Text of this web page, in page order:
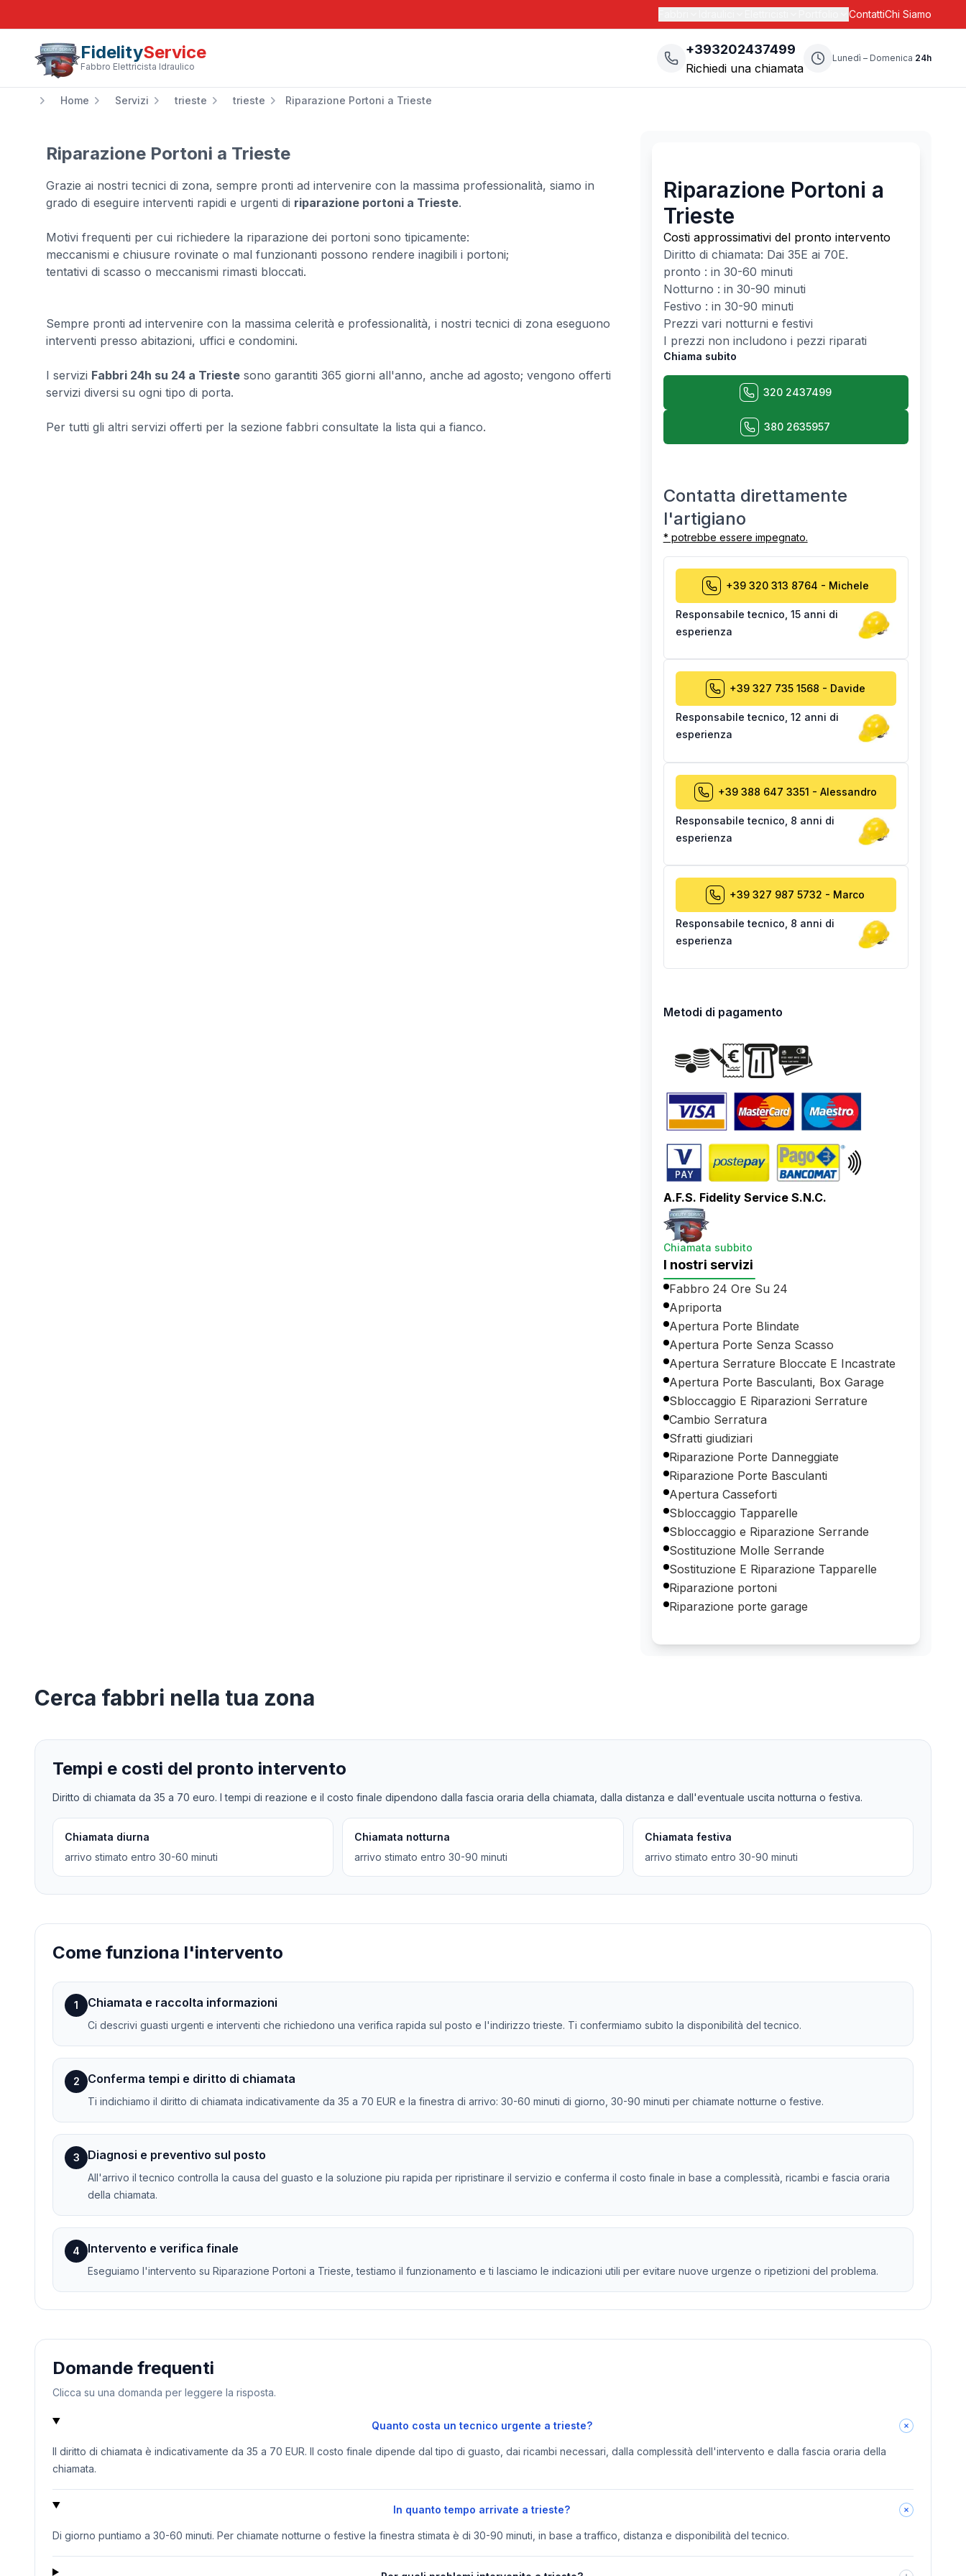
ContattiChi Siamo
FidelityService
Fabbro Elettricista Idraulico
+393202437499
Richiedi una chiamata
Lunedì – Domenica 24h
Home Servizi trieste trieste Riparazione Portoni a Trieste
Riparazione Portoni a Trieste
Grazie ai nostri tecnici di zona, sempre pronti ad intervenire con la massima professionalità, siamo in
grado di eseguire interventi rapidi e urgenti di riparazione portoni a Trieste.
Motivi frequenti per cui richiedere la riparazione dei portoni sono tipicamente:
meccanismi e chiusure rovinate o mal funzionanti possono rendere inagibili i portoni;
tentativi di scasso o meccanismi rimasti bloccati.
Sempre pronti ad intervenire con la massima celerità e professionalità, i nostri tecnici di zona eseguono
interventi presso abitazioni, uffici e condomini.
I servizi Fabbri 24h su 24 a Trieste sono garantiti 365 giorni all'anno, anche ad agosto; vengono offerti
servizi diversi su ogni tipo di porta.
Per tutti gli altri servizi offerti per la sezione fabbri consultate la lista qui a fianco.
Riparazione Portoni a
Trieste
Costi approssimativi del pronto intervento
Diritto di chiamata: Dai 35E ai 70E.
pronto : in 30-60 minuti
Notturno : in 30-90 minuti
Festivo : in 30-90 minuti
Prezzi vari notturni e festivi
I prezzi non includono i pezzi riparati
Chiama subito
320 2437499
380 2635957
Contatta direttamente
l'artigiano
* potrebbe essere impegnato.
+39 320 313 8764 - Michele
Responsabile tecnico 15 anni di
esperienza
+39 327 735 1568 - Davide
Responsabile tecnico 12 anni di
esperienza
+39 388 647 3351 - Alessandro
Responsabile tecnico 8 anni di
esperienza
+39 327 987 5732 - Marco
Responsabile tecnico 8 anni di
esperienza
Metodi di pagamento
A.F.S. Fidelity Service S.N.C.
Chiamata subbito
I nostri servizi
Fabbro 24 Ore Su 24
Apriporta
Apertura Porte Blindate
Apertura Porte Senza Scasso
Apertura Serrature Bloccate E Incastrate
Apertura Porte Basculanti, Box Garage
Sbloccaggio E Riparazioni Serrature
Cambio Serratura
Sfratti giudiziari
Riparazione Porte Danneggiate
Riparazione Porte Basculanti
Apertura Casseforti
Sbloccaggio Tapparelle
Sbloccaggio e Riparazione Serrande
Sostituzione Molle Serrande
Sostituzione E Riparazione Tapparelle
Riparazione portoni
Riparazione porte garage
Cerca fabbri nella tua zona
Tempi e costi del pronto intervento
Diritto di chiamata da 35 a 70 euro. I tempi di reazione e il costo finale dipendono dalla fascia oraria della chiamata, dalla distanza e dall'eventuale uscita notturna o festiva.
Chiamata diurna
arrivo stimato entro 30-60 minuti
Chiamata notturna
arrivo stimato entro 30-90 minuti
Chiamata festiva
arrivo stimato entro 30-90 minuti
Come funziona l'intervento
1 Chiamata e raccolta informazioni
Ci descrivi guasti urgenti e interventi che richiedono una verifica rapida sul posto e l'indirizzo trieste. Ti confermiamo subito la disponibilità del tecnico.
2 Conferma tempi e diritto di chiamata
Ti indichiamo il diritto di chiamata indicativamente da 35 a 70 EUR e la finestra di arrivo: 30-60 minuti di giorno, 30-90 minuti per chiamate notturne o festive.
3 Diagnosi e preventivo sul posto
All'arrivo il tecnico controlla la causa del guasto e la soluzione piu rapida per ripristinare il servizio e conferma il costo finale in base a complessità, ricambi e fascia oraria
della chiamata.
4 Intervento e verifica finale
Eseguiamo l'intervento su Riparazione Portoni a Trieste, testiamo il funzionamento e ti lasciamo le indicazioni utili per evitare nuove urgenze o ripetizioni del problema.
Domande frequenti
Clicca su una domanda per leggere la risposta.
Quanto costa un tecnico urgente a trieste?
Il diritto di chiamata è indicativamente da 35 a 70 EUR. Il costo finale dipende dal tipo di guasto, dai ricambi necessari, dalla complessità dell'intervento e dalla fascia oraria della
chiamata.
In quanto tempo arrivate a trieste?
Di giorno puntiamo a 30-60 minuti. Per chiamate notturne o festive la finestra stimata è di 30-90 minuti, in base a traffico, distanza e disponibilità del tecnico.